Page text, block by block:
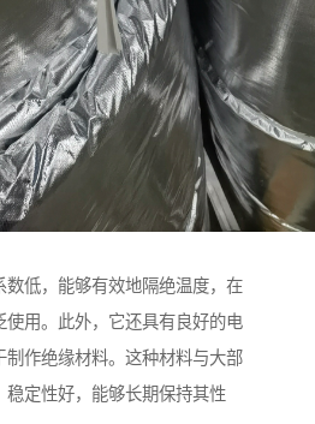
数低，能够有效地隔绝温度，在
使用。此外，它还具有良好的电
制作绝缘材料。这种材料与大部
稳定性好，能够长期保持其性